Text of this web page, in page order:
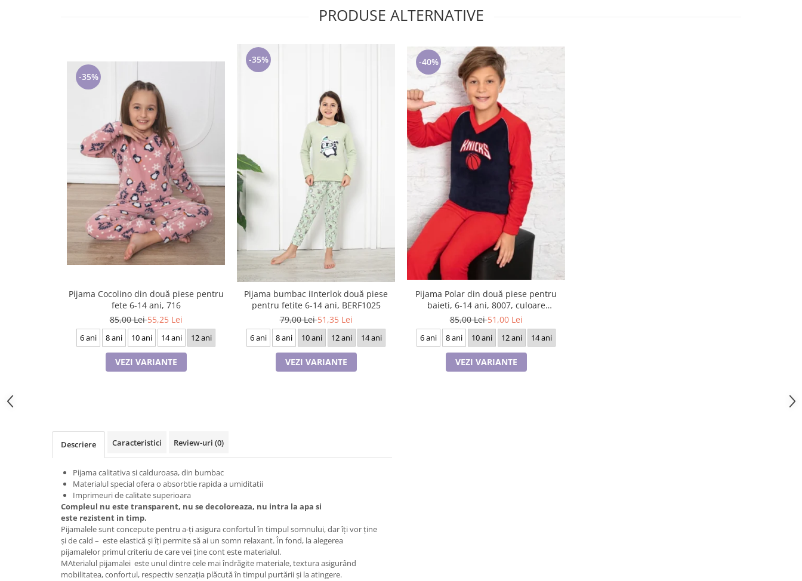
Halate si pijamale Family
Seturi elegante femei
Pijamale BIG SIZE femei
Cadouri ocazii speciale
Cadouri pentru profesori sau absolventi
Cadouri de Paște
Cadouri pentru CUPLU El & Ea
Cadouri Iubitori de animale
Cadouri GRAVIDE
Cadouri pentru sportivi
Cadouri Pensionare
Cadouri Colegi, sefi sau angajati
Cadouri pentru Doctori
Cadouri pentru Sfânta Maria
PRODUSE ALTERNATIVE
-35%
Pijama Cocolino din două piese pentru
fete 6-14 ani, 716
85,00 Lei55,25 Lei
6 ani 8 ani 10 ani 14 ani 12 ani
VEZI VARIANTE
-35%
Pijama bumbac iInterlok două piese
pentru fetite 6-14 ani, BERF1025
79,00 Lei51,35 Lei
6 ani 8 ani 10 ani 12 ani 14 ani
VEZI VARIANTE
-40%
Pijama Polar din două piese pentru
baieti, 6-14 ani, 8007, culoare
bleomarin si rosu
85,00 Lei51,00 Lei
6 ani 8 ani 10 ani 12 ani 14 ani
VEZI VARIANTE
Descriere Caracteristici Review-uri (0)
Pijama calitativa si calduroasa, din bumbac
Materialul special ofera o absorbtie rapida a umiditatii
Imprimeuri de calitate superioara
Compleul nu este transparent, nu se decoloreaza, nu intra la apa si
este rezistent in timp.
Pijamalele sunt concepute pentru a-ți asigura confortul în timpul somnului, dar îți vor ține
și de cald – este elastică și îți permite să ai un somn relaxant. În fond, la alegerea
pijamalelor primul criteriu de care vei ține cont este materialul.
MAterialul pijamalei este unul dintre cele mai îndrăgite materiale, textura asigurând
mobilitatea, confortul, respectiv senzația plăcută în timpul purtării și la atingere.